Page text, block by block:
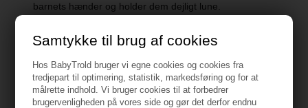
Samtykke til brug af cookies
Hos BabyTrold bruger vi egne cookies og cookies fra
tredjepart til optimering, statistik, markedsføring og for at
målrette indhold. Vi bruger cookies til at forbedrer
brugervenligheden på vores side og gør det derfor endnu
barnets hænder og holder dem dejligt lune.
Specifikationer